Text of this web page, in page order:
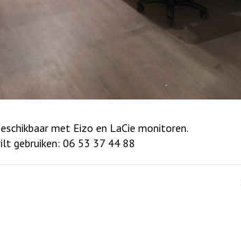
met Eizo en LaCie monitoren.
gebruiken: 06 53 37 44 88